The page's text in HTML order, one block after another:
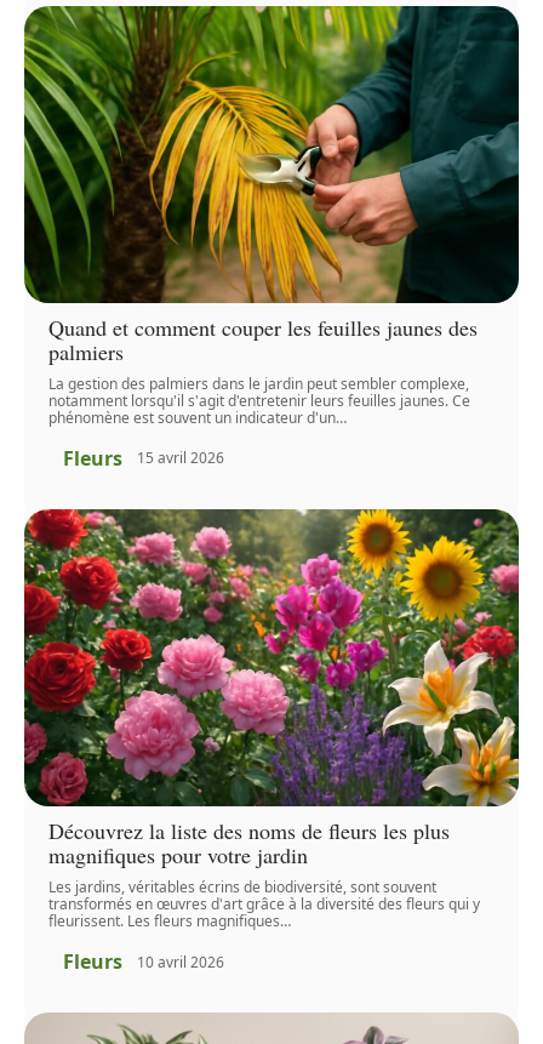
Quand et comment couper les feuilles jaunes des
palmiers
La gestion des palmiers dans le jardin peut sembler complexe,
notamment lorsqu'il s'agit d'entretenir leurs feuilles jaunes. Ce
phénomène est souvent un indicateur d'un…
Fleurs 15 avril 2026
Découvrez la liste des noms de fleurs les plus
magnifiques pour votre jardin
Les jardins, véritables écrins de biodiversité, sont souvent
transformés en œuvres d'art grâce à la diversité des fleurs qui y
fleurissent. Les fleurs magnifiques…
Fleurs 10 avril 2026